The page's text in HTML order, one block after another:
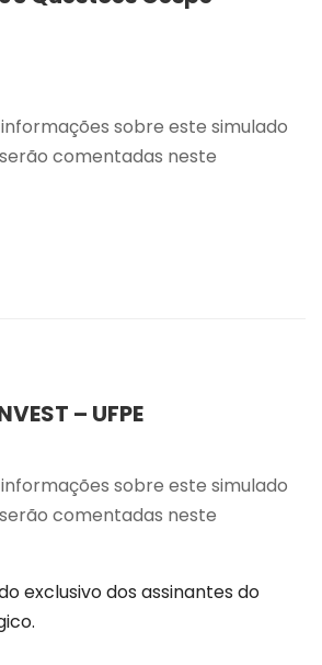
sobre este simulado
comentadas neste
– UFPE
sobre este simulado
comentadas neste
exclusivo dos assinantes do